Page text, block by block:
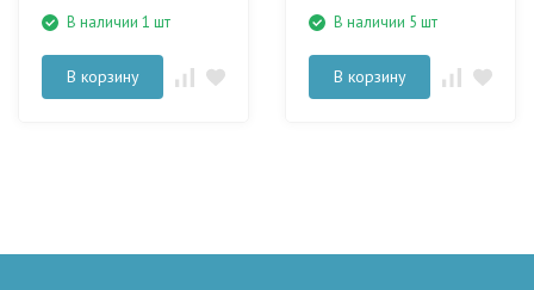
В наличии 1 шт
В корзину
В наличии 5 шт
В корзину